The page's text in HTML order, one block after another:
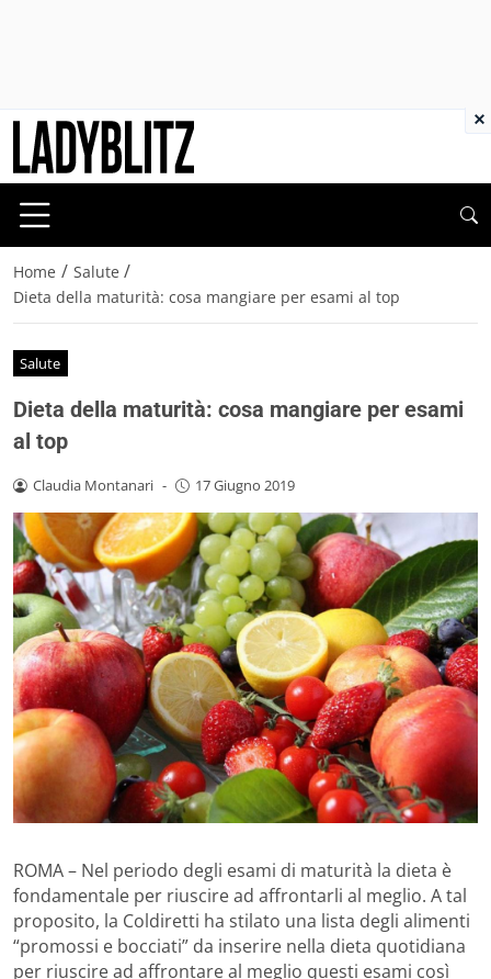
Home / Salute /
Dieta della maturità: cosa mangiare per esami al top
Salute
Dieta della maturità: cosa mangiare per esami
al top
Claudia Montanari - 17 Giugno 2019
ROMA – Nel periodo degli esami di maturità la dieta è
fondamentale per riuscire ad affrontarli al meglio. A tal
proposito, la Coldiretti ha stilato una lista degli alimenti
“promossi e bocciati” da inserire nella dieta quotidiana
per riuscire ad affrontare al meglio questi esami così
×